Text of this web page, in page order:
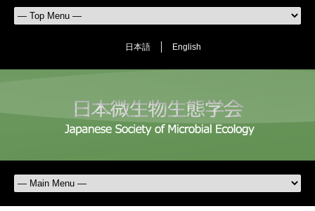
日本語 English